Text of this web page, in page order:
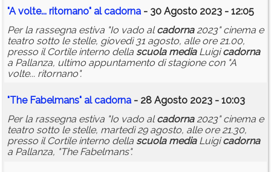
"A volte... ritornano" alcadorna - 30 Agosto 2023 - 12:05
Per la rassegna estiva "Io vado alcadorna2023" cinema e
teatro sotto le stelle, giovedì 31 agosto, alle ore 21.00,
presso il Cortile interno della scuola mediaLuigicadorna
a Pallanza, ultimo appuntamento di stagione con "A
volte... ritornano".
"The Fabelmans" alcadorna - 28 Agosto 2023 - 10:03
Per la rassegna estiva "Io vado alcadorna2023" cinema e
teatro sotto le stelle, martedì 29 agosto, alle ore 21.30,
presso il Cortile interno della scuola mediaLuigicadorna
a Pallanza, "The Fabelmans".